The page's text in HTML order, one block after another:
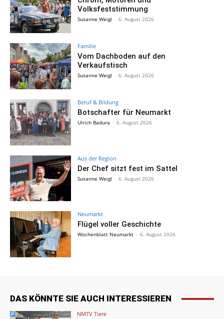
Volksfeststimmung
Susanne Weigl - 6. August 2026
Familie
Vom Dachboden auf den
Verkaufstisch
Susanne Weigl - 6. August 2026
Beruf & Bildung
Botschafter für Neumarkt
Ulrich Badura - 6. August 2026
Aus der Region
Der Chef sitzt fest im Sattel
Susanne Weigl - 6. August 2026
Neumarkt
Flügel voller Geschichte
Wochenblatt Neumarkt - 6. August 2026
DAS KÖNNTE SIE AUCH INTERESSIEREN
NMTV Tiere